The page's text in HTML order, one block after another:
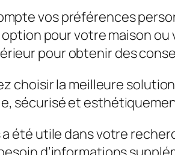
vos préférences
pour votre maison
pour obtenir des
choisir la meilleure
sécurisé et
été utile dans votre